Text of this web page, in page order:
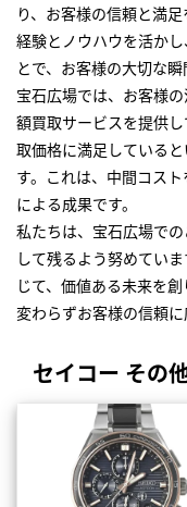
り、お客様の信頼と満
経験とノウハウを活か
とで、お客様の大切な
宝石広場では、お客様
額買取サービスを提供
取価格に満足している
す。これは、中間コス
による成果です。
私たちは、宝石広場で
して残るよう努めてい
じて、価値ある未来を
変わらずお客様の信頼に
セイコー その